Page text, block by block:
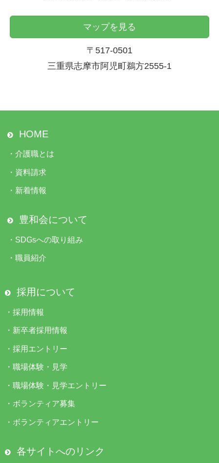
マップを見る
〒517-0501
三重県志摩市阿児町鵜方2555-1
HOME
・ 介護職とは
・ 資料請求
・ 新着情報
豊和会について
・ SDGsへの取り組み
・ 職員紹介
採用について
・ 採用情報
・ 新卒者採用情報
・ 採用エントリー
・ 職場体験・見学
・ 職場体験・見学エントリー
・ ボランティア募集
・ ボランティアエントリー
各サイトへのリンク